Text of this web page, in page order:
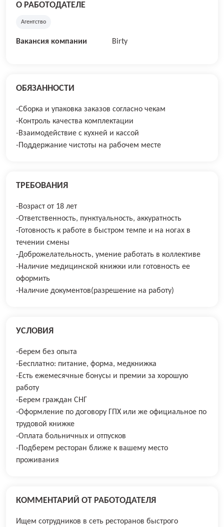
О РАБОТОДАТЕЛЕ
Агентство
Вакансия компании Birty
ОБЯЗАННОСТИ
-Сборка и упаковка заказов согласно чекам
-Контроль качества комплектации
-Взаимодействие с кухней и кассой
-Поддержание чистоты на рабочем месте
ТРЕБОВАНИЯ
-Возраст от 18 лет
-Ответственность, пунктуальность, аккуратность
-Готовность к работе в быстром темпе и на ногах в
течении смены
-Доброжелательность, умение работать в коллективе
-Наличие медицинской книжки или готовность ее
оформить
-Наличие документов(разрешение на работу)
УСЛОВИЯ
-берем без опыта
-Бесплатно: питание, форма, медкнижка
-Есть ежемесячные бонусы и премии за хорошую
работу
-Берем граждан СНГ
-Оформление по договору ГПХ или же официальное по
трудовой книжке
-Оплата больничных и отпусков
-Подберем ресторан ближе к вашему место
проживания
КОММЕНТАРИЙ ОТ РАБОТОДАТЕЛЯ
Ищем сотрудников в сеть ресторанов быстрого